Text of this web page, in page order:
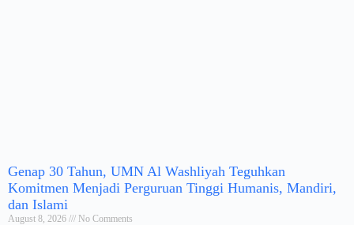
Genap 30 Tahun, UMN Al Washliyah Teguhkan
Komitmen Menjadi Perguruan Tinggi Humanis, Mandiri,
dan Islami
August 8, 2026 No Comments